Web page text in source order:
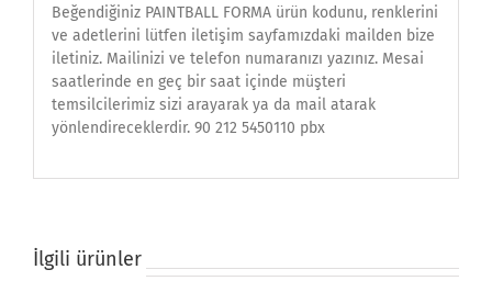
Beğendiğiniz PAINTBALL FORMA ürün kodunu, renklerini
ve adetlerini lütfen iletişim sayfamızdaki mailden bize
iletiniz. Mailinizi ve telefon numaranızı yazınız. Mesai
saatlerinde en geç bir saat içinde müşteri
temsilcilerimiz sizi arayarak ya da mail atarak
yönlendireceklerdir. 90 212 5450110 pbx
İlgili ürünler